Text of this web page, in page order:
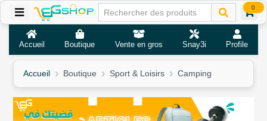
0
Accueil Boutique Vente en gros Snay3i Profile
Accueil Boutique Sport & Loisirs Camping